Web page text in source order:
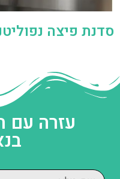
סדנת פיצה
עזרה עם